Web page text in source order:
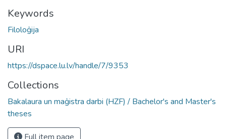
Keywords
Filoloģija
URI
https://dspace.lu.lv/handle/7/9353
Collections
Bakalaura un maģistra darbi (HZF) / Bachelor's and Master's
theses